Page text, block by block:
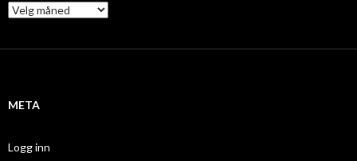
A
r
i
META
Logg inn